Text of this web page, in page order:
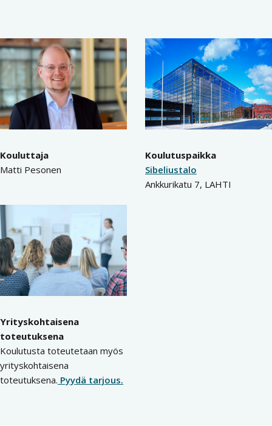
Kouluttaja
Matti Pesonen
Koulutuspaikka
Sibeliustalo
Ankkurikatu 7, LAHTI
Yrityskohtaisena
toteutuksena
Koulutusta toteutetaan myös
yrityskohtaisena
toteutuksena. Pyydä tarjous.